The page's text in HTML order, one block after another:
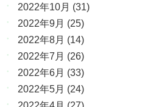
2022年10月 (31)
2022年9月 (25)
2022年8月 (14)
2022年7月 (26)
2022年6月 (33)
2022年5月 (24)